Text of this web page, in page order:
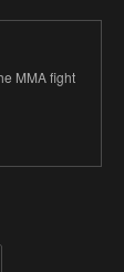
MMA fight